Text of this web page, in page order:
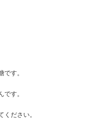
す。
す。
ださい。